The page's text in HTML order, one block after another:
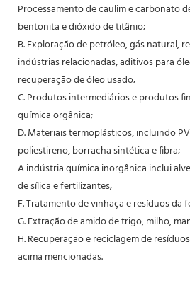
Processamento de caulim e carbonato
bentonita e dióxido de titânio;
B. Exploração de petróleo, gás natural,
indústrias relacionadas, aditivos para
recuperação de óleo usado;
C. Produtos intermediários e produtos
química orgânica;
D. Materiais termoplásticos, incluindo
poliestireno, borracha sintética e fibra;
A indústria química inorgânica inclui
de sílica e fertilizantes;
F. Tratamento de vinhaça e resíduos da
G. Extração de amido de trigo, milho,
H. Recuperação e reciclagem de
acima mencionadas.